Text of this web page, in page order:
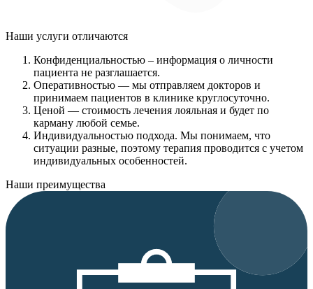
Наши услуги отличаются
Конфиденциальностью – информация о личности
пациента не разглашается.
Оперативностью — мы отправляем докторов и
принимаем пациентов в клинике круглосуточно.
Ценой — стоимость лечения лояльная и будет по
карману любой семье.
Индивидуальностью подхода. Мы понимаем, что
ситуации разные, поэтому терапия проводится с учетом
индивидуальных особенностей.
Наши преимущества